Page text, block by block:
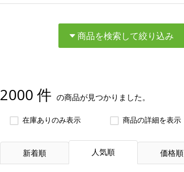
商品を検索して絞り込み
2000 件 の商品が見つかりました。
在庫ありのみ表示 商品の詳細を表示
新着順 人気順 価格順